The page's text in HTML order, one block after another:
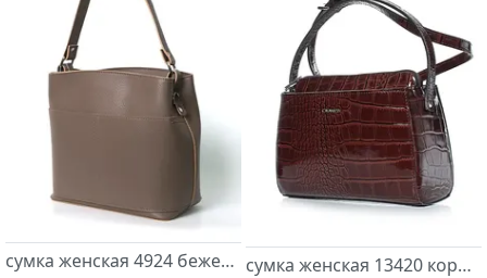
сумка женская 4924 бежевый т. сумка женская 13420 коричневый